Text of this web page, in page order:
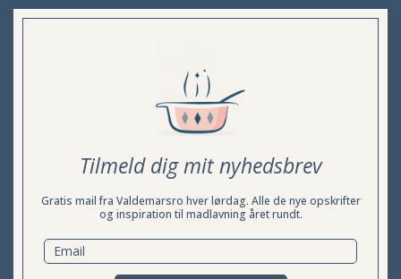
Tilmeld dig mit nyhedsbrev
Gratis mail fra Valdemarsro hver lørdag. Alle de nye opskrifter
og inspiration til madlavning året rundt.